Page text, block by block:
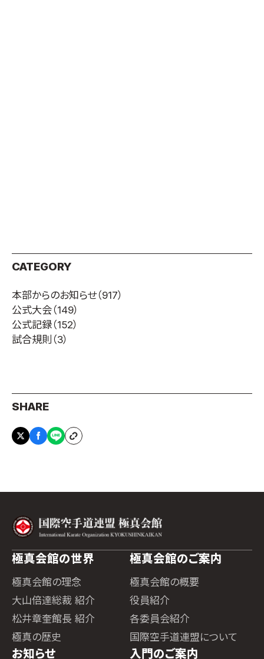
CATEGORY
本部からのお知らせ（917）
公式大会（149）
公式記録（152）
試合規則 （3）
SHARE
極真会館の世界
極真会館の理念
大山倍達総裁 紹介
松井章奎館長 紹介
極真の歴史
極真会館のご案内
極真会館の概要
役員紹介
各委員会紹介
国際空手道連盟について
お知らせ 入門のご案内